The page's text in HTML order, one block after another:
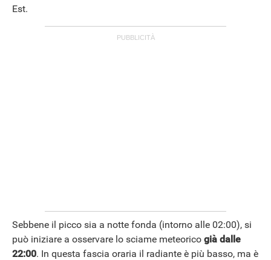
Est.
Sebbene il picco sia a notte fonda (intorno alle 02:00), si
può iniziare a osservare lo sciame meteorico già dalle
22:00. In questa fascia oraria il radiante è più basso, ma è